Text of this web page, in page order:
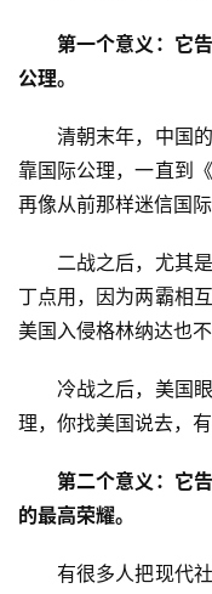
第一个意义：它
公理。
清朝末年，中国的
靠国际公理，一直到
再像从前那样迷信国
二战之后，尤其是
丁点用，因为两霸相
美国入侵格林纳达也
冷战之后，美国眼
理，你找美国说去，
第二个意义：它
的最高荣耀。
有很多人把现代社